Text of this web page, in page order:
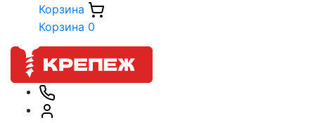
Корзина
Корзина 0